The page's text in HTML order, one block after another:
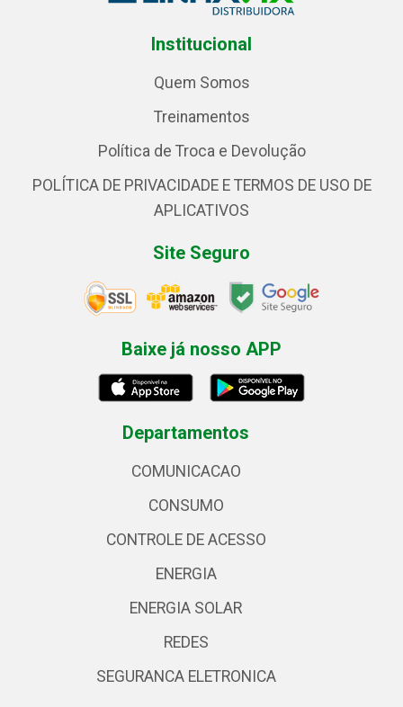
Institucional
Quem Somos
Treinamentos
Política de Troca e Devolução
POLÍTICA DE PRIVACIDADE E TERMOS DE USO DE
APLICATIVOS
Site Seguro
Baixe já nosso APP
Departamentos
COMUNICACAO
CONSUMO
CONTROLE DE ACESSO
ENERGIA
ENERGIA SOLAR
REDES
SEGURANCA ELETRONICA